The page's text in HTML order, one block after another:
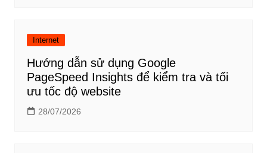
Internet
Hướng dẫn sử dụng Google
PageSpeed Insights để kiểm tra và tối
ưu tốc độ website
28/07/2026